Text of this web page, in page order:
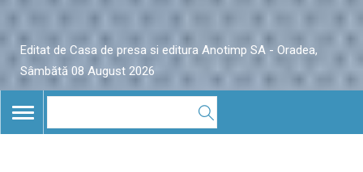
Editat de Casa de presa si editura Anotimp SA - Oradea,
Sâmbătă 08 August 2026
TOGGLE
NAVIGATION